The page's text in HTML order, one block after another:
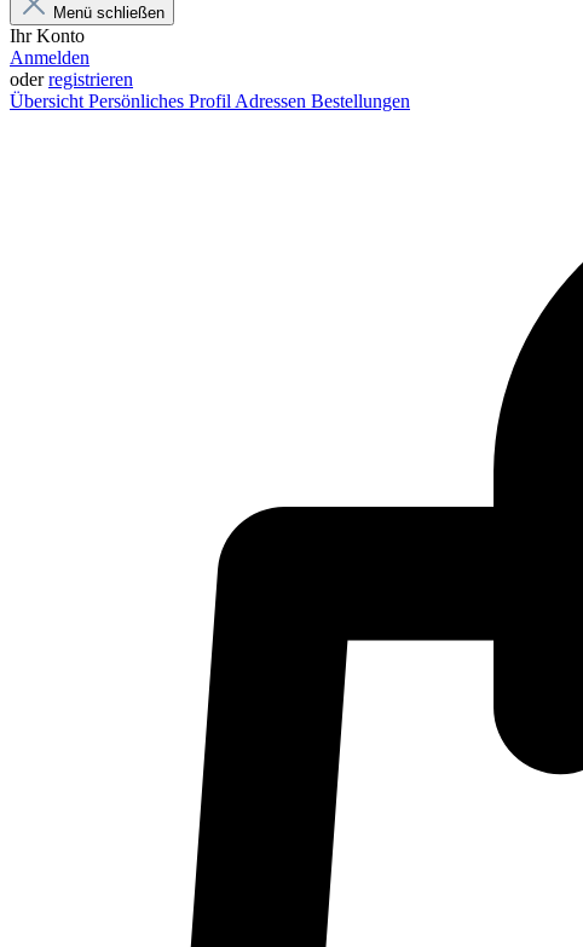
Menü schließen
Ihr Konto
Anmelden
oderregistrieren
Übersicht Persönliches Profil Adressen Bestellungen